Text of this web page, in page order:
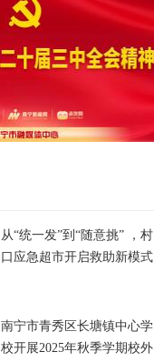
从“统一发”到“随意挑” ，村
口应急超市开启救助新模式
南宁市青秀区长塘镇中心学
校开展2025年秋季学期校外